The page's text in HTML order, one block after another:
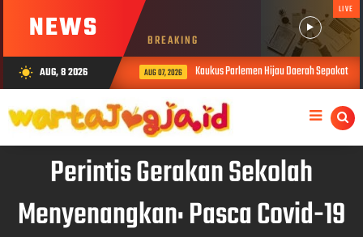
NEWS BREAKING
LIVE
wb_sunny AUG, 8 2026 AUG 07, 2026 Kaukus Parlemen Hijau Daerah Sepakati
Perintis Gerakan Sekolah
Menyenangkan: Pasca Covid-19